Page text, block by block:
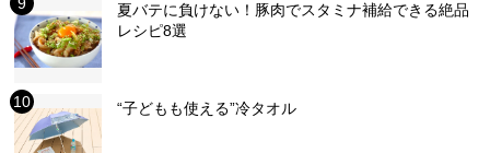
夏バテに負けない！豚肉でスタミナ補給できる絶品
レシピ8選
“子どもも使える”冷タオル